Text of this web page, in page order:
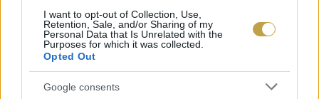
I want to opt-out of Collection, Use,
Retention, Sale, and/or Sharing of my
Personal Data that Is Unrelated with the
Purposes for which it was collected.
Opted Out
Google consents